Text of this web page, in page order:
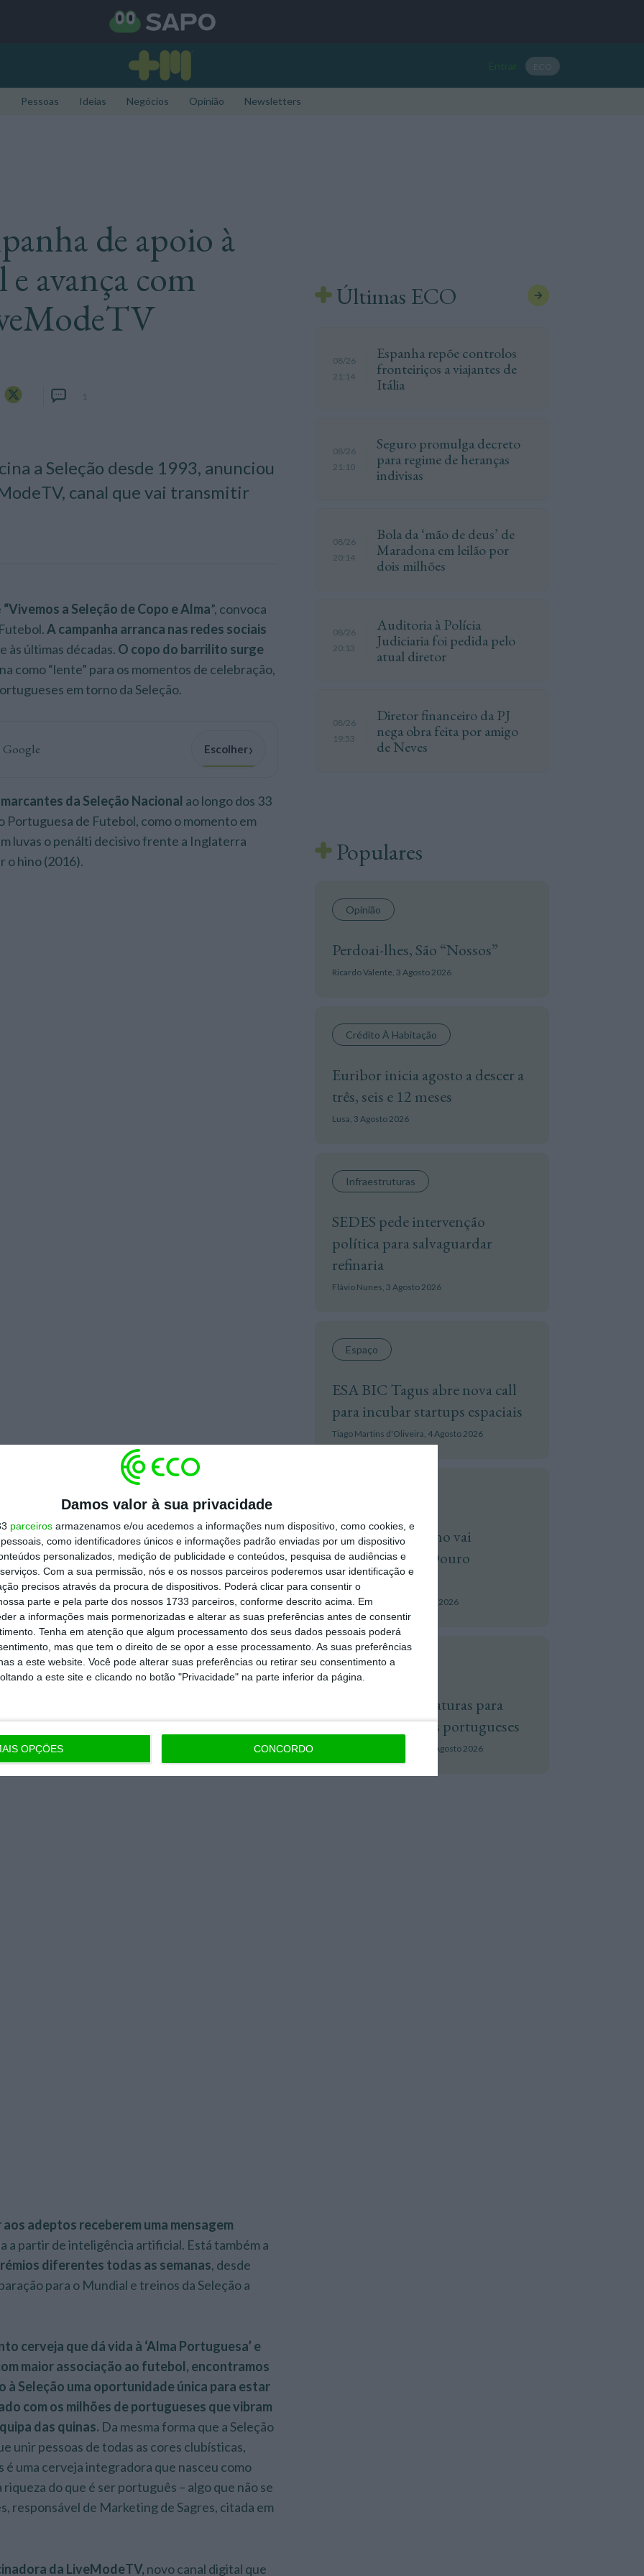
Damos valor à sua privacidade
parceiros armazenamos e/ou acedemos a informações num dispositivo, como cookies, e
como identificadores únicos e informações padrão enviadas por um dispositivo
personalizados, medição de publicidade e conteúdos, pesquisa de audiências e
Com a sua permissão, nós e os nossos parceiros poderemos usar identificação e
precisos através da procura de dispositivos. Poderá clicar para consentir o
parte e pela parte dos nossos 1733 parceiros, conforme descrito acima. Em
a informações mais pormenorizadas e alterar as suas preferências antes de consentir
Tenha em atenção que algum processamento dos seus dados pessoais poderá
mas que tem o direito de se opor a esse processamento. As suas preferências
a este website. Você pode alterar suas preferências ou retirar seu consentimento a
a este site e clicando no botão "Privacidade" na parte inferior da página.
OPÇÕES CONCORDO
Entrar ECO
Pessoas Ideias Negócios Opinião Newsletters
de apoio à
avança com
1
a Seleção desde 1993, anunciou
canal que vai transmitir
“Vivemos a Seleção de Copo e Alma”, convoca
A campanha arranca nas redes sociais
às últimas décadas. O copo do barrilito surge
como “lente” para os momentos de celebração,
em torno da Seleção.
Google Escolher›
da Seleção Nacional ao longo dos 33
Portuguesa de Futebol, como o momento em
luvas o penálti decisivo frente a Inglaterra
o hino (2016).
se juntou à narrativa da campanha, para
pertence a todos os portugueses. “Estejas onde
de Copo e Alma”, declarou.
adeptos receberem uma mensagem
a partir de inteligência artificial. Está também a
diferentes todas as semanas, desde
para o Mundial e treinos da Seleção a
cerveja que dá vida à ‘Alma Portuguesa’ e
maior associação ao futebol, encontramos
à Seleção uma oportunidade única para estar
com os milhões de portugueses que vibram
das quinas. Da mesma forma que a Seleção
unir pessoas de todas as cores clubísticas,
é uma cerveja integradora que nasceu como
do que é ser português – algo que não se
responsável de Marketing de Sagres, citada em
da LiveModeTV, novo canal digital que
Últimas ECO
08/26
21:14
Espanha repõe controlos
fronteiriços a viajantes de
Itália
08/26
21:10
Seguro promulga decreto
para regime de heranças
indivisas
08/26
20:14
Bola da ‘mão de deus’ de
Maradona em leilão por
dois milhões
08/26
20:13
Auditoria à Polícia
Judiciaria foi pedida pelo
atual diretor
08/26
19:53
Diretor financeiro da PJ
nega obra feita por amigo
de Neves
Populares
Opinião
Perdoai-lhes, São “Nossos”
Ricardo Valente, 3 Agosto 2026
Crédito À Habitação
Euribor inicia agosto a descer a
três, seis e 12 meses
Lusa, 3 Agosto 2026
Infraestruturas
SEDES pede intervenção
política para salvaguardar
refinaria
Flávio Nunes, 3 Agosto 2026
Espaço
ESA BIC Tagus abre nova call
para incubar startups espaciais
Tiago Martins d'Oliveira, 4 Agosto 2026
Produção de vinho vai
aumentar 12%. Douro
‘destrona’ Lisboa
António Larguesa, 5 Agosto 2026
Espaço
ESA abre candidaturas para
projetos espaciais portugueses
5 Agosto 2026